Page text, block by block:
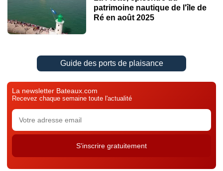
Calanques Classiques 2025
Lieu : Marseille
Type : Régates
Organisé par la Nautique de Marseille, a
RDV de la Belle Plaisance
Rendez-vous de la Belle Plaisance
patrimoine nautique de l'île de
Ré en août 2025
Guide des ports de plaisance
La newsletter Bateaux.com
Recevez chaque semaine toute l'actualité